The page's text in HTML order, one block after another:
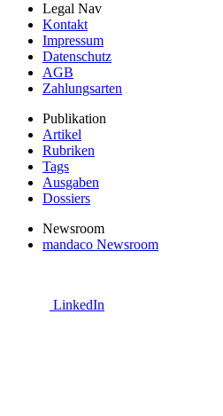
Legal Nav
Kontakt
Impressum
Datenschutz
AGB
Zahlungsarten
Publikation
Artikel
Rubriken
Tags
Ausgaben
Dossiers
Newsroom
mandaco Newsroom
LinkedIn